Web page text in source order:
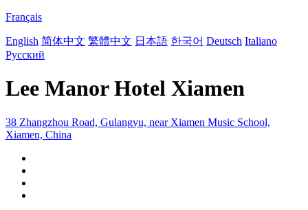
Français
English 简体中文 繁體中文 日本語 한국어 Deutsch Italiano
Русский
Lee Manor Hotel Xiamen
38 Zhangzhou Road, Gulangyu, near Xiamen Music School,
Xiamen, China